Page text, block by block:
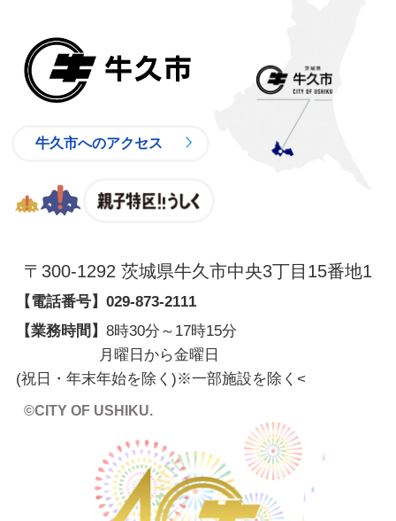
牛久市へのアクセス
〒300-1292 茨城県牛久市中央3丁目15番地1
【電話番号】 029-873-2111
【業務時間】 8時30分～17時15分
月曜日から金曜日
(祝日・年末年始を除く)※一部施設を除く <
©CITY OF USHIKU.